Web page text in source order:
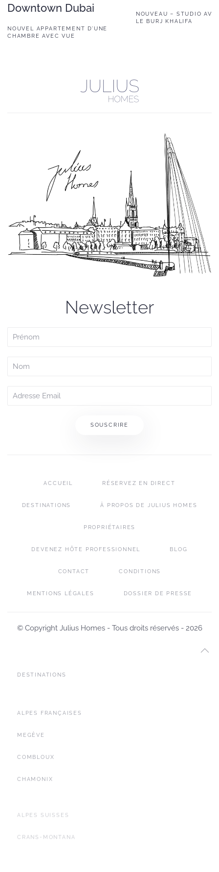
Downtown Dubai
NOUVEL APPARTEMENT D’UNE
CHAMBRE AVEC VUE
NOUVEAU – STUDIO
LE BURJ KHALIFA
Newsletter
SOUSCRIRE
ACCUEIL RÉSERVEZ EN DIRECT
DESTINATIONS À PROPOS DE JULIUS HOMES
PROPRIÉTAIRES
DEVENEZ HÔTE PROFESSIONNEL BLOG
CONTACT CONDITIONS
MENTIONS LÉGALES DOSSIER DE PRESSE
© Copyright Julius Homes - Tous droits réservés - 2026
DESTINATIONS
ALPES FRANÇAISES
MEGÈVE
COMBLOUX
CHAMONIX